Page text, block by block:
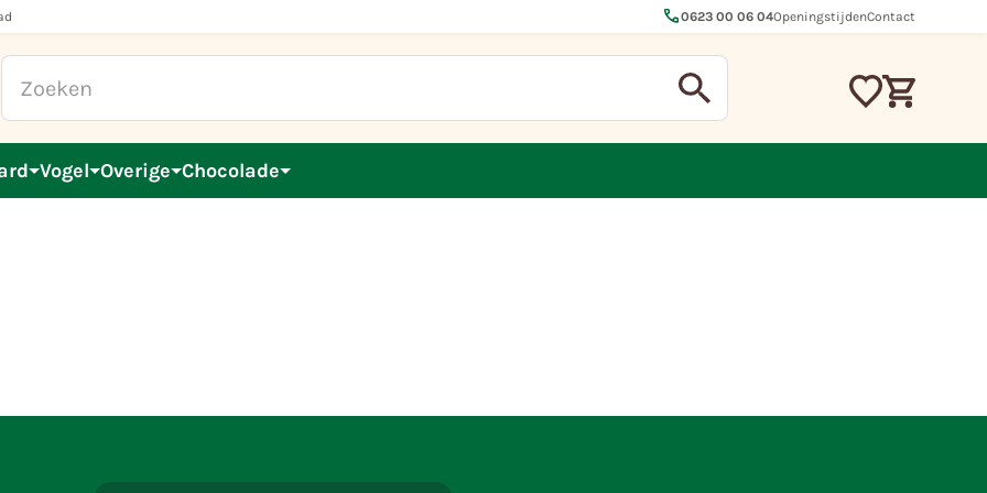
call0623 00 06 04OpeningstijdenContact
Vogel Overige Chocolade